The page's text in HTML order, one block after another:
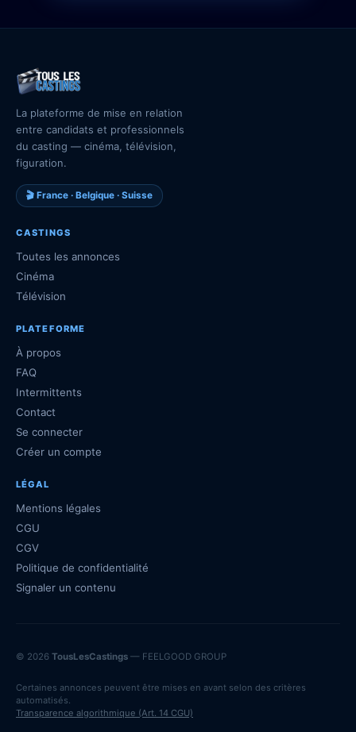
La plateforme de mise en relation
entre candidats et professionnels
du casting — cinéma, télévision,
figuration.
🎬 France · Belgique · Suisse
CASTINGS
Toutes les annonces
Cinéma
Télévision
PLATEFORME
À propos
FAQ
Intermittents
Contact
Se connecter
Créer un compte
LÉGAL
Mentions légales
CGU
CGV
Politique de confidentialité
Signaler un contenu
© 2026 TousLesCastings — FEELGOOD GROUP
Certaines annonces peuvent être mises en avant selon des critères
automatisés.
Transparence algorithmique (Art. 14 CGU)